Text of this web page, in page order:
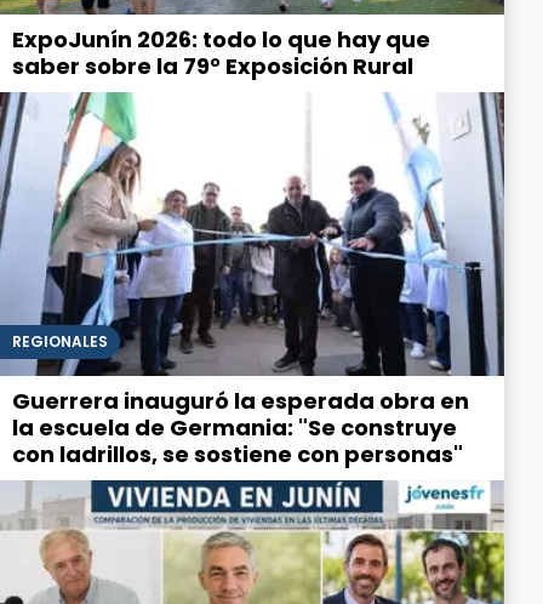
ExpoJunín 2026: todo lo que hay que
saber sobre la 79° Exposición Rural
REGIONALES
Guerrera inauguró la esperada obra en
la escuela de Germania: "Se construye
con ladrillos, se sostiene con personas"